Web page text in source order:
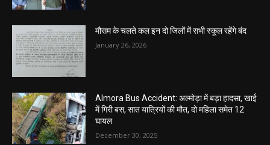
मौसम के चलते कल इन दो जिलों में सभी स्कूल रहेंगे बंद
January 26, 2026
Almora Bus Accident: अल्मोड़ा में बड़ा हादसा, खाई
में गिरी बस, सात यात्रियों की मौत, दो महिला समेत 12
घायल
December 30, 2025